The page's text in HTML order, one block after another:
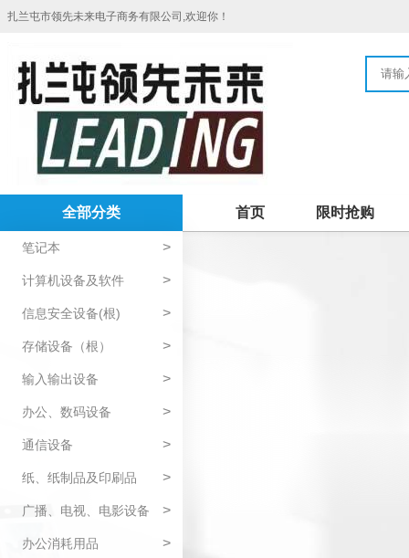
扎兰屯市领先未来电子商务有限公司,欢迎你！
全部分类
笔记本 >
计算机设备及软件 >
信息安全设备(根) >
存储设备（根） >
输入输出设备 >
办公、数码设备 >
通信设备 >
纸、纸制品及印刷品 >
广播、电视、电影设备 >
办公消耗用品 >
首页 限时抢购